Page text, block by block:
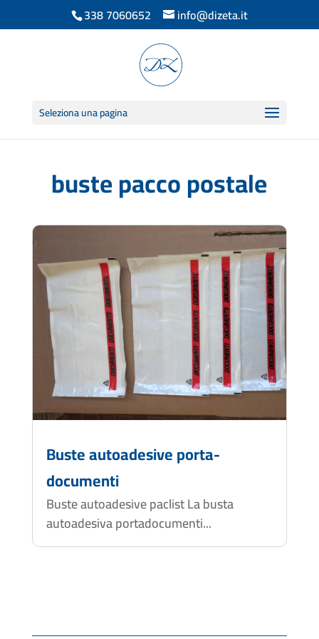
338 7060652 info@dizeta.it
Seleziona una pagina
buste pacco postale
Buste autoadesive porta-
documenti
Buste autoadesive paclist La busta
autoadesiva portadocumenti...